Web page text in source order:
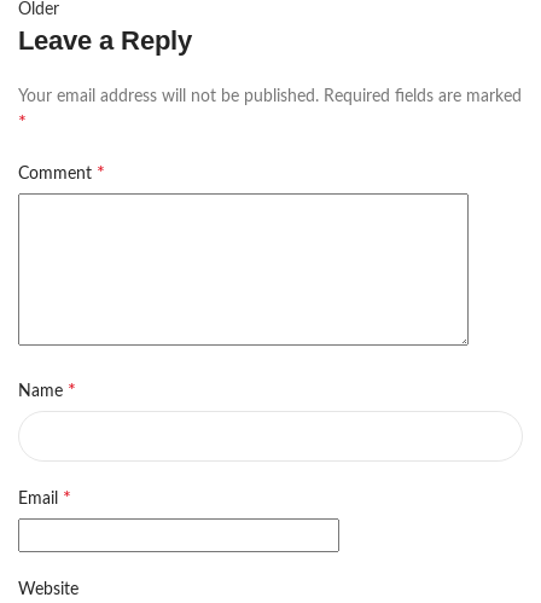
Older
Leave a Reply
Your email address will not be published. Required fields are marked
*
Comment *
Name *
Email *
Website